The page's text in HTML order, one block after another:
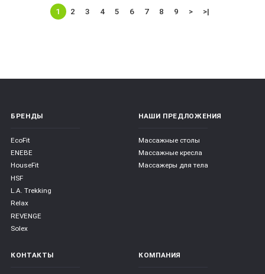
1 2 3 4 5 6 7 8 9 > >|
БРЕНДЫ
EcoFit
ENEBE
HouseFit
HSF
L.A. Trekking
Relax
REVENGE
Solex
НАШИ ПРЕДЛОЖЕНИЯ
Массажные столы
Массажные кресла
Массажеры для тела
КОНТАКТЫ КОМПАНИЯ